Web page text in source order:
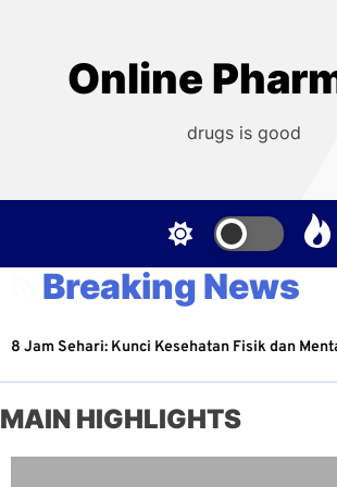
Online
drugs is good
Breaking News
Sehari: Kunci Kesehatan Fisik dan Mental
MAIN HIGHLIGHTS